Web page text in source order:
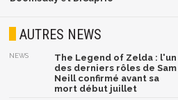
AUTRES NEWS
NEWS
The Legend of Zelda : l'un
des derniers rôles de Sam
Neill confirmé avant sa
mort début juillet